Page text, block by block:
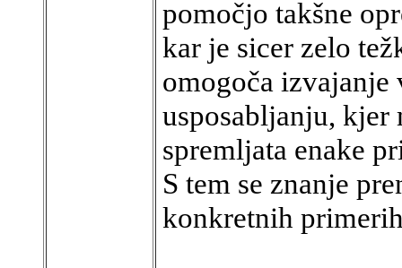
pomočjo takšne
kar je sicer zelo
omogoča izvajanje
usposabljanju, kjer
spremljata enake
S tem se znanje
konkretnih